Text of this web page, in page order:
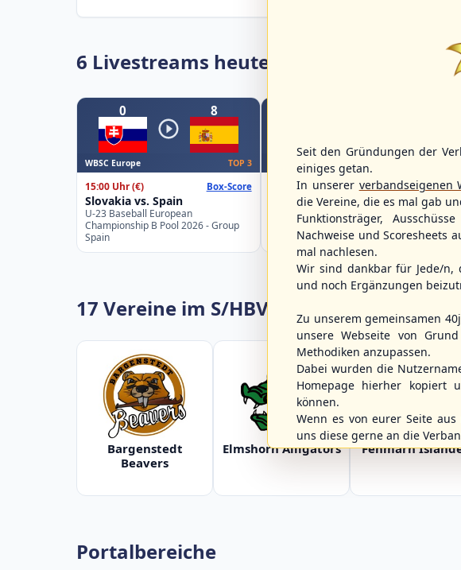
6 Livestreams heute
0 8
WBSC Europe TOP 3
15:00 Uhr(€) Box-Score
Slovakia vs. Spain
U-23 Baseball European
Championship B Pool 2026 - Group
Spain
WBSC Europe
16:00 Uhr(€) Box-Score
Belgium vs. Germany
U-23 Baseball European
Championship B Pool 2026 - Group
Germany
17 Vereine im S/HBV
Bargenstedt
Beavers
Elmshorn Alligators Fehmarn
Portalbereiche
Seit den Gründungen der
einiges getan.
In unserer verbandseigenen
die Vereine, die es mal gab
Funktionsträger,
Nachweise und Scoresheets
mal nachlesen.
Wir sind dankbar für Jede/
und noch Ergänzungen
Zu unserem gemeinsamen
unsere Webseite von
Methodiken anzupassen.
Dabei wurden die
Homepage hierher kopiert
können.
Wenn es von eurer Seite
uns diese gerne an die